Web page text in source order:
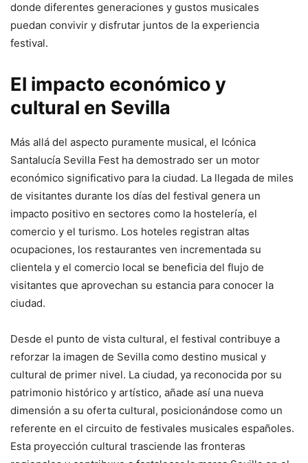
donde diferentes generaciones y gustos musicales
puedan convivir y disfrutar juntos de la experiencia
festival.
El impacto económico y
cultural en Sevilla
Más allá del aspecto puramente musical, el Icónica
Santalucía Sevilla Fest ha demostrado ser un motor
económico significativo para la ciudad. La llegada de miles
de visitantes durante los días del festival genera un
impacto positivo en sectores como la hostelería, el
comercio y el turismo. Los hoteles registran altas
ocupaciones, los restaurantes ven incrementada su
clientela y el comercio local se beneficia del flujo de
visitantes que aprovechan su estancia para conocer la
ciudad.
Desde el punto de vista cultural, el festival contribuye a
reforzar la imagen de Sevilla como destino musical y
cultural de primer nivel. La ciudad, ya reconocida por su
patrimonio histórico y artístico, añade así una nueva
dimensión a su oferta cultural, posicionándose como un
referente en el circuito de festivales musicales españoles.
Esta proyección cultural trasciende las fronteras